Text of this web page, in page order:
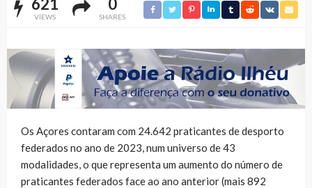
621
VIEWS
0
SHARES
Os Açores contaram com 24.642 praticantes de desporto
federados no ano de 2023, num universo de 43
modalidades, o que representa um aumento do número de
praticantes federados face ao ano anterior (mais 892